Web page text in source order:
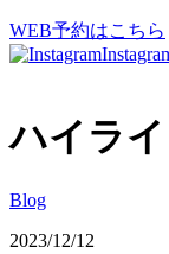
WEB予約はこちら
ハイラ
Blog
2023/12/12